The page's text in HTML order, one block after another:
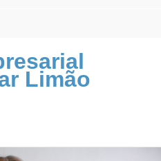
Limão